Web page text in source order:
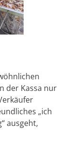
der Kassa nur
„ich
ausgeht,